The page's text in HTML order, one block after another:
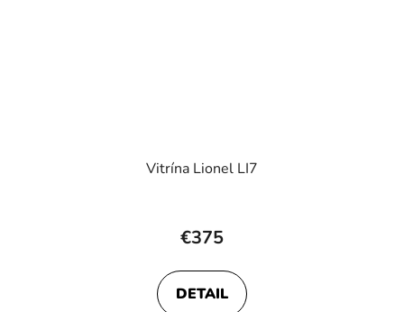
Vitrína Lionel LI7
hodnotenie
je
5,0
€375
DETAIL